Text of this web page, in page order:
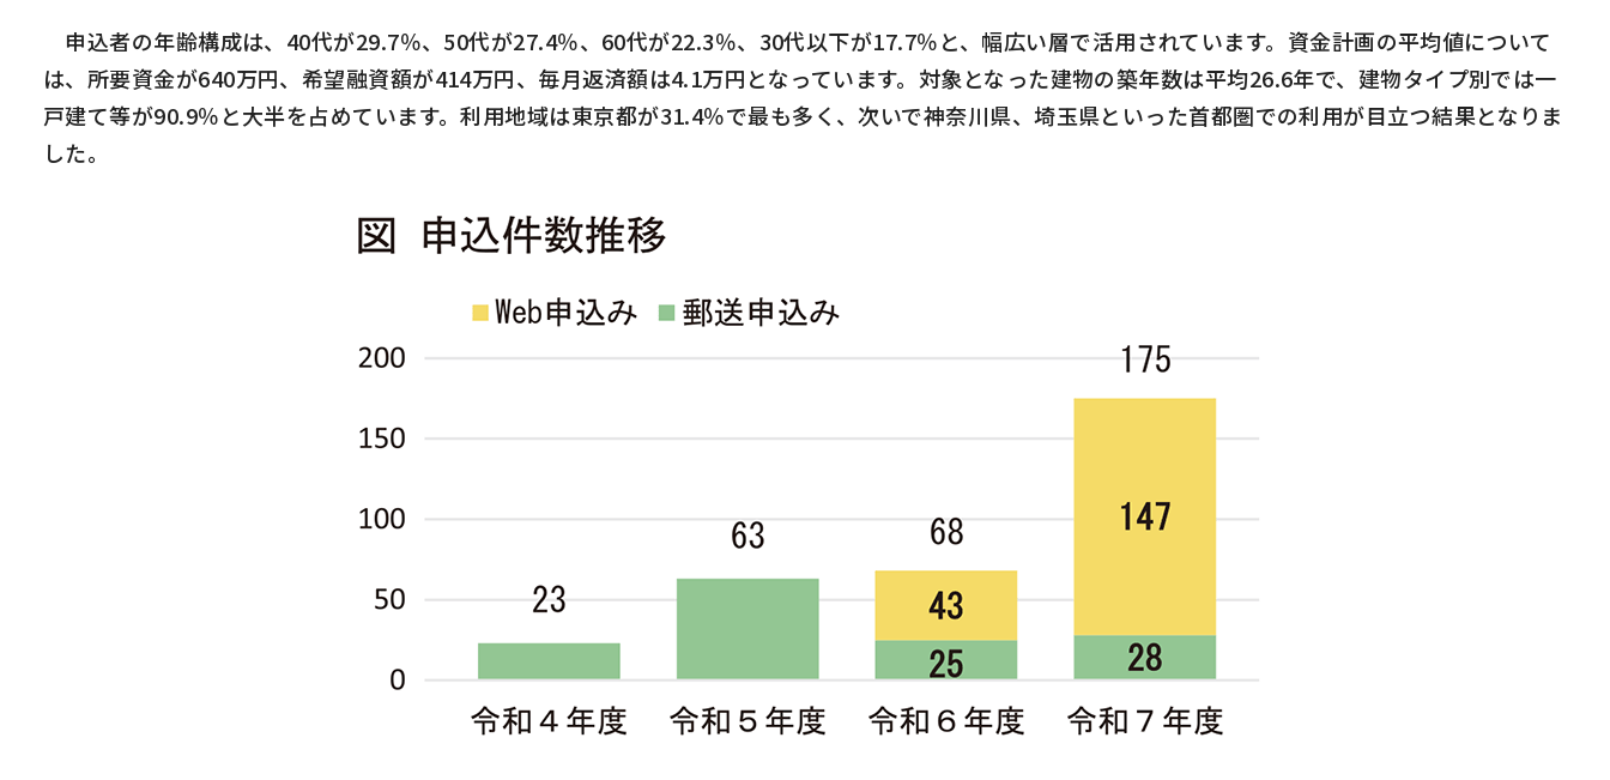
申込者の年齢構成は、 40代が29.7％、 50代が27.4％、 60代が22.3％、 30代以下が17.7％と、幅広い層で活用されています。資金計画の平均値について
は、所要資金が640万円、希望融資額が414万円、毎月返済額は4.1万円となっています。対象となった建物の築年数は平均26.6年で、建物タイプ別では一
戸建て等が90.9％と大半を占めています。利用地域は東京都が31.4％で最も多く、次いで神奈川県、埼玉県といった首都圏での利用が目立つ結果となりま
した。